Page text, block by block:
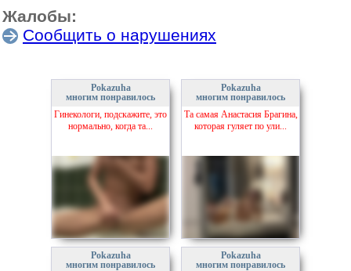
Жалобы:
Сообщить о нарушениях
Pokazuha
многим понравилось
Гинекологи, подскажите, это
нормально, когда та...
Pokazuha
многим понравилось
Та самая Анастасия Брагина,
которая гуляет по ули...
Pokazuha
многим понравилось
Pokazuha
многим понравилось